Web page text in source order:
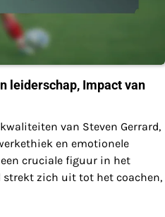
leiderschap, Impact van
van Steven Gerrard,
en emotionele
cruciale figuur in het
zich uit tot het coachen,